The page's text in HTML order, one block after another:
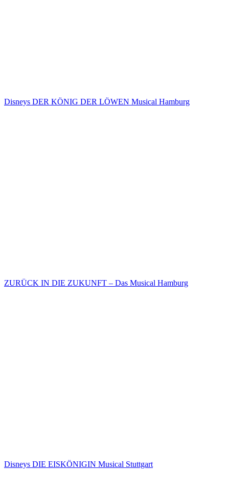
Disneys DER KÖNIG DER LÖWEN Musical Hamburg
ZURÜCK IN DIE ZUKUNFT – Das Musical Hamburg
Disneys DIE EISKÖNIGIN Musical Stuttgart